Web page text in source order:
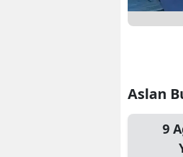
Aslan
9